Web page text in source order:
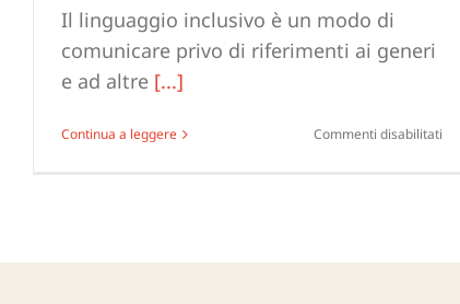
Il linguaggio inclusivo è un modo di
comunicare privo di riferimenti ai generi
e ad altre [...]
Continua a leggere Commenti disabilitati